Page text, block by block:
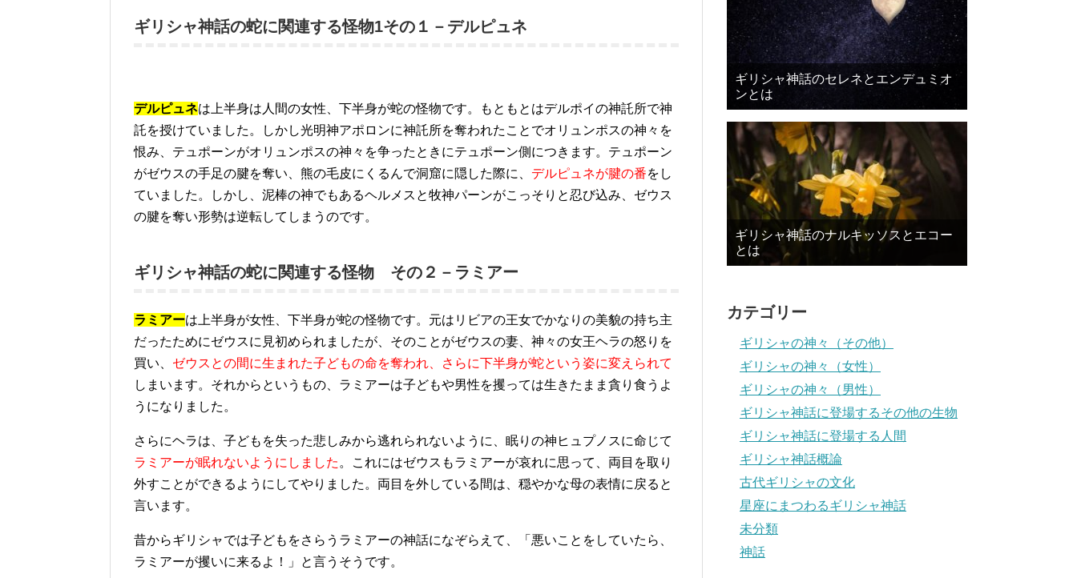
ギリシャ神話の蛇に関連する怪物1その１－デルピュネ
デルピュネは上半身は人間の女性、下半身が蛇の怪物です。もともとはデルポイの神託所で神
託を授けていました。しかし光明神アポロンに神託所を奪われたことでオリュンポスの神々を
恨み、テュポーンがオリュンポスの神々を争ったときにテュポーン側につきます。テュポーン
がゼウスの手足の腱を奪い、熊の毛皮にくるんで洞窟に隠した際に、 デルピュネが腱の番をし
ていました。しかし、泥棒の神でもあるヘルメスと牧神パーンがこっそりと忍び込み、ゼウス
の腱を奪い形勢は逆転してしまうのです。
ギリシャ神話の蛇に関連する怪物 その２－ラミアー
ラミアーは上半身が女性、下半身が蛇の怪物です。元はリビアの王女でかなりの美貌の持ち主
だったためにゼウスに見初められましたが、そのことがゼウスの妻、神々の女王ヘラの怒りを
買い、 ゼウスとの間に生まれた子どもの命を奪われ、さらに下半身が蛇という姿に変えられて
しまいます。それからというもの、ラミアーは子どもや男性を攫っては生きたまま貪り食うよ
うになりました。
さらにヘラは、子どもを失った悲しみから逃れられないように、眠りの神ヒュプノスに命じて
ラミアーが眠れないようにしました 。これにはゼウスもラミアーが哀れに思って、両目を取り
外すことができるようにしてやりました。両目を外している間は、穏やかな母の表情に戻ると
言います。
昔からギリシャでは子どもをさらうラミアーの神話になぞらえて、「悪いことをしていたら、
ラミアーが攫いに来るよ！」と言うそうです。
ギリシャ神話のセレネとエンデュミオ
ンとは
ギリシャ神話のナルキッソスとエコー
とは
カテゴリー
ギリシャの神々（その他）
ギリシャの神々（女性）
ギリシャの神々（男性）
ギリシャ神話に登場するその他の生物
ギリシャ神話に登場する人間
ギリシャ神話概論
古代ギリシャの文化
星座にまつわるギリシャ神話
未分類
神話